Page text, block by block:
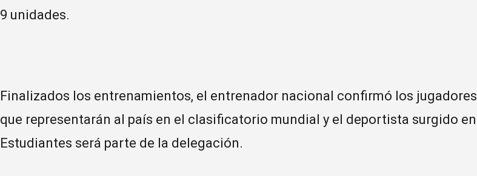
9 unidades.
Finalizados los entrenamientos, el entrenador nacional confirmó los jugadores
que representarán al país en el clasificatorio mundial y el deportista surgido en
Estudiantes será parte de la delegación.